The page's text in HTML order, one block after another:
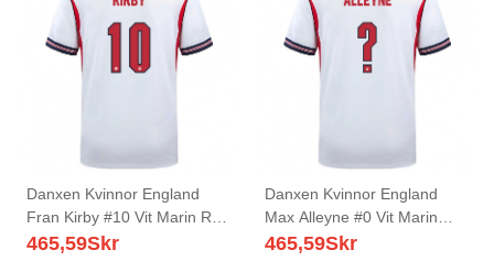
Danxen Kvinnor England
Fran Kirby #10 Vit Marin Röd
Hemmatröja Matchtröjor 26-
465,59Skr
Danxen Kvinnor England
Max Alleyne #0 Vit Marin
Röd Hemmatröja Matchtröjor
465,59Skr